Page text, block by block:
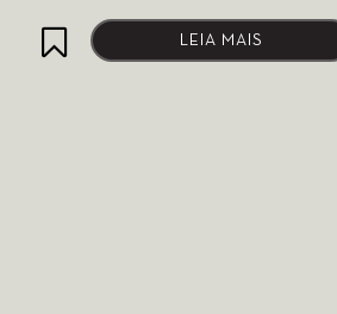
LEIA MAIS